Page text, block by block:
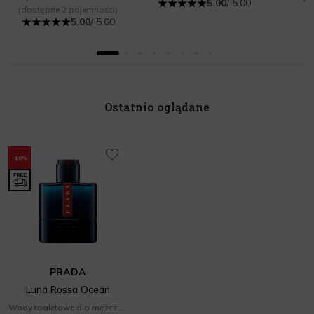
(dostępne 2 pojemności)
5.00/ 5.00
5.00/ 5.00
Ostatnio oglądane
-10%
PRADA
Luna Rossa Ocean